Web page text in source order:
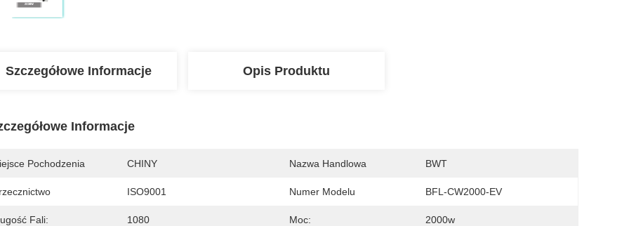
Szczegółowe Informacje Opis Produktu
Informacje
Pochodzenia CHINY Nazwa Handlowa BWT
ISO9001 Numer Modelu BFL-CW2000-EV
Fali: 1080 Moc: 2000w